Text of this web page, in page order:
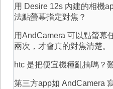
用 Desire 12s 內建的相機
法點螢幕指定對焦？
用AndCamera 可以點螢幕
兩次，才會真的對焦清楚。
htc 是把便宜機種亂搞嗎？
第三方app如 AndCamera